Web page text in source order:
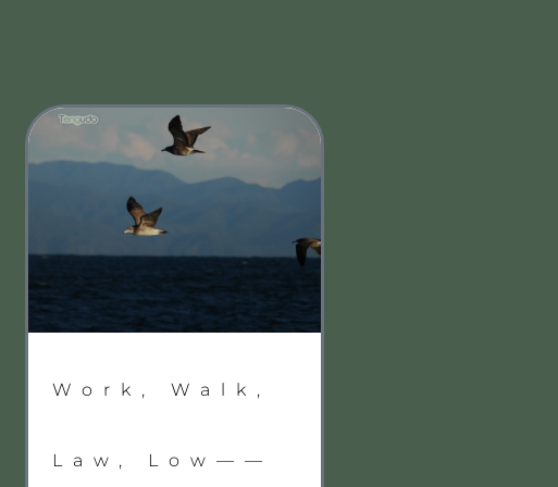
Work, Walk,
Law, Low——